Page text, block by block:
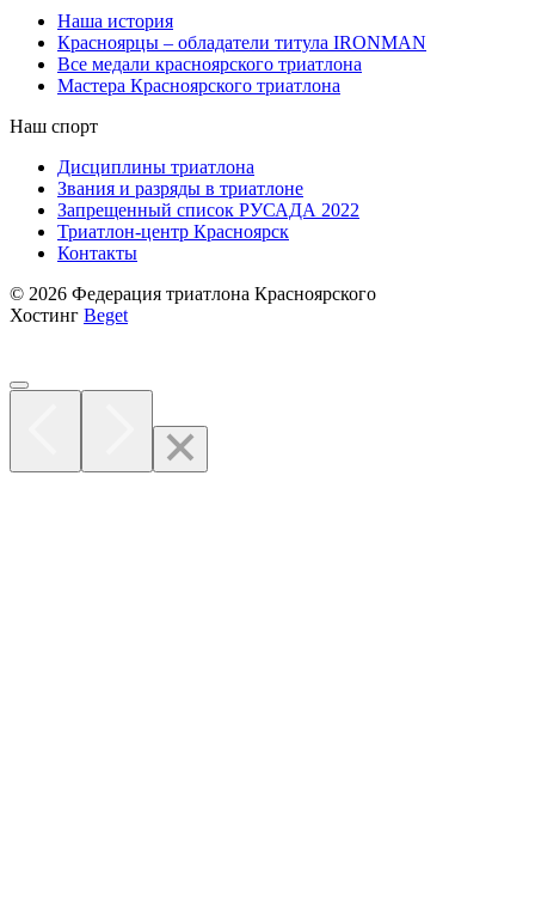
Наша история
Красноярцы – обладатели титула IRONMAN
Все медали красноярского триатлона
Мастера Красноярского триатлона
Наш спорт
Дисциплины триатлона
Звания и разряды в триатлоне
Запрещенный список РУСАДА 2022
Триатлон-центр Красноярск
Контакты
© 2026 Федерация триатлона Красноярского
Хостинг Beget